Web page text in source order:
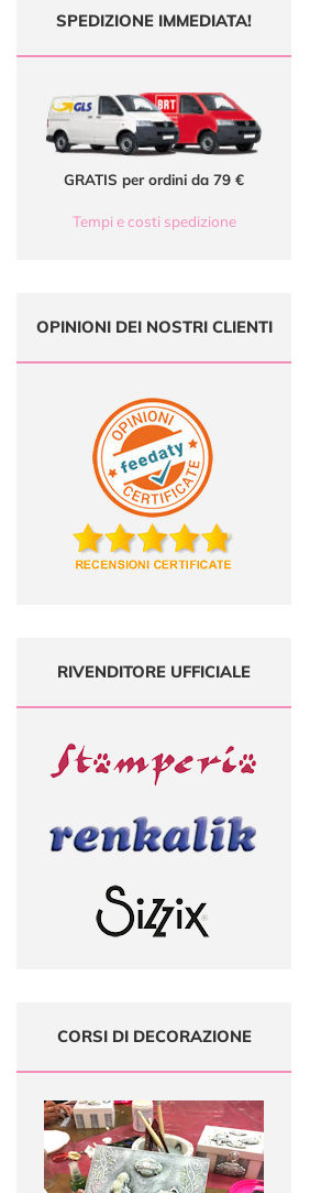
SPEDIZIONE IMMEDIATA!
GRATIS per ordini da 79 €
Tempi e costi spedizione
OPINIONI DEI NOSTRI CLIENTI
RIVENDITORE UFFICIALE
CORSI DI DECORAZIONE